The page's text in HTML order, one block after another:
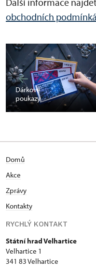
obchodních
Dárkové
poukazy
Domů
Akce
Zprávy
Kontakty
RYCHLÝ KONTAKT
Státní hrad Velhartice
Velhartice 1
341 83 Velhartice